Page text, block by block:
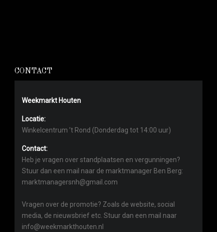
CONTACT
Weekmarkt Houten
Locatie:
Winkelcentrum ’t Rond (Donderdag tot 14:00 uur)
Contact:
Heb je vragen over standplaatsen en vergunningen?
Stuur dan een mail naar de marktmanager Ben Berg:
marktmanagersnh@gmail.com
Vragen over de promotie? Zoals de website, social
media, de nieuwsbrief etc. Stuur dan een mail naar
info@weekmarkthouten.nl